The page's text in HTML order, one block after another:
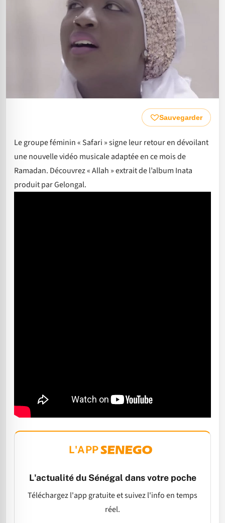
Sauvegarder
Le groupe féminin « Safari » signe leur retour en dévoilant
une nouvelle vidéo musicale adaptée en ce mois de
Ramadan. Découvrez « Allah » extrait de l’album Inata
produit par Gelongal.
L'APP
L'actualité du Sénégal dans votre poche
Téléchargez l'app gratuite et suivez l'info en temps
réel.